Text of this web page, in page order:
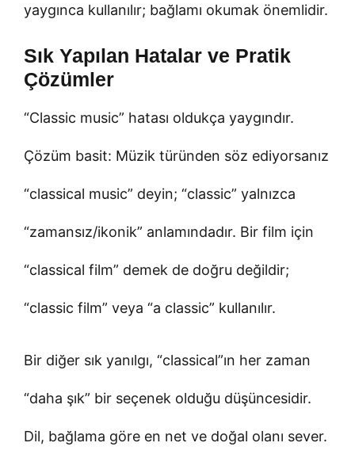
yaygınca kullanılır; bağlamı okumak önemlidir.
Sık Yapılan Hatalar ve Pratik
Çözümler
“Classic music” hatası oldukça yaygındır.
Çözüm basit: Müzik türünden söz ediyorsanız
“classical music” deyin; “classic” yalnızca
“zamansız/ikonik” anlamındadır. Bir film için
“classical film” demek de doğru değildir;
“classic film” veya “a classic” kullanılır.
Bir diğer sık yanılgı, “classical”ın her zaman
“daha şık” bir seçenek olduğu düşüncesidir.
Dil, bağlama göre en net ve doğal olanı sever.